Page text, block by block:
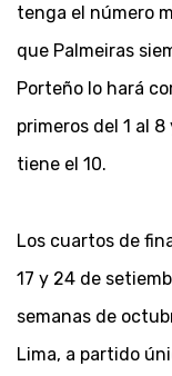
tenga el número
que Palmeiras
Porteño lo hará
primeros del 1 al
tiene el 10.
Los cuartos de
17 y 24 de
semanas de
Lima, a partido